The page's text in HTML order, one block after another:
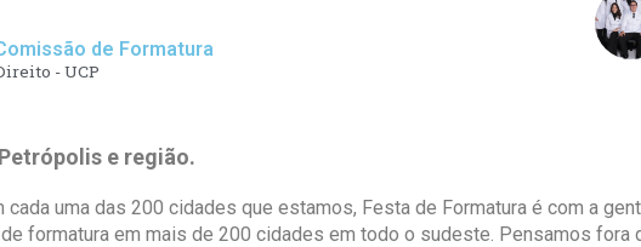
de Formatura
- UCP
e região.
uma das 200 cidades que estamos, Festa de Formatura é com a
formatura em mais de 200 cidades em todo o sudeste. Pensamos